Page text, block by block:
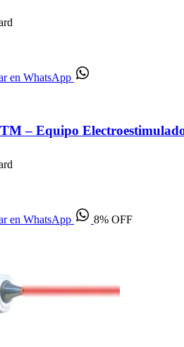
en WhatsApp
– Equipo
en WhatsApp 8% OFF